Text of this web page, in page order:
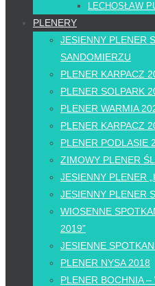
LECHOSŁAW
PLENERY
JESIENNY PLENER
SANDOMIERZU
PLENER KARPACZ
PLENER SOLPARK
PLENER WARMIA
PLENER KARPACZ
PLENER PODLASIE
ZIMOWY PLENER
JESIENNY PLENER
JESIENNY PLENER
WIOSENNE
2019”
JESIENNE
PLENER NYSA 2018
PLENER BOCHNIA